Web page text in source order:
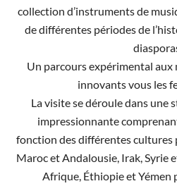
collection d’instruments de
de différentes périodes de
Un parcours expérimental
innovants vous les
La visite se déroule dans
impressionnante
fonction des différentes cultures
Maroc et Andalousie, Irak, Syrie
Afrique, Éthiopie et Yémen